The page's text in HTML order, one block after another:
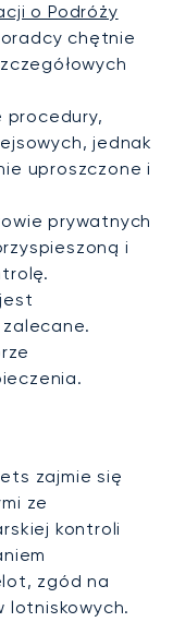
o Podróży
chętnie
procedury,
jednak
uproszczone i
prywatnych
i
zajmie się
ze
kontroli
zgód na
lotniskowych.